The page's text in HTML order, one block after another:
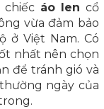
áo len cổ
vừa đảm bảo
ở Việt Nam. Có
nhất nên chọn
để tránh gió và
ngày của